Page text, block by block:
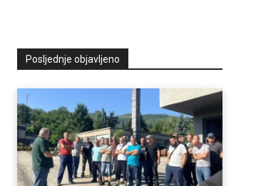
Posljednje objavljeno